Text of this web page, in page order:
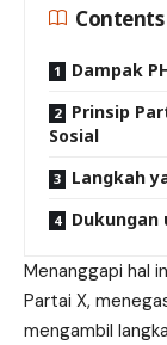
Contents
Dampak
Prinsip
Sosial
Langkah
Dukungan
Menanggapi hal
Partai X,
mengambil